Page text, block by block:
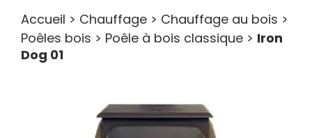
Accueil > Chauffage > Chauffage au bois >
Poêles bois > Poêle à bois classique > Iron
Dog 01